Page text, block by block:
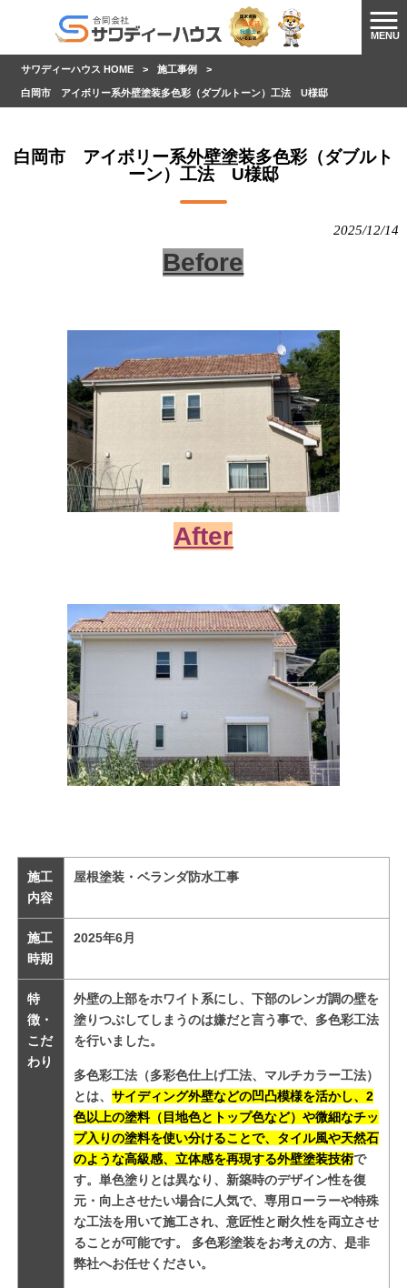
MENU
サワディーハウス HOME > 施工事例 >
白岡市 アイボリー系外壁塗装多色彩（ダブルトーン）工法 U様邸
白岡市 アイボリー系外壁塗装多色彩（ダブルト
ーン）工法 U様邸
2025/12/14
Before
After
施工
内容
屋根塗装・ベランダ防水工事
施工
時期
2025年6月
特
徴・
こだ
わり
外壁の上部をホワイト系にし、下部のレンガ調の壁を
塗りつぶしてしまうのは嫌だと言う事で、多色彩工法
を行いました。
多色彩工法（多彩色仕上げ工法、マルチカラー工法）
とは、 サイディング外壁などの凹凸模様を活かし、 2
色以上の塗料（目地色とトップ色など）や微細なチッ
プ入りの塗料を使い分けることで、 タイル風や天然石
のような高級感、立体感を再現する外壁塗装技術で
す。単色塗りとは異なり、新築時のデザイン性を復
元・向上させたい場合に人気で、専用ローラーや特殊
な工法を用いて施工され、意匠性と耐久性を両立させ
ることが可能です。
多色彩塗装をお考えの方、是非
弊社へお任せください。